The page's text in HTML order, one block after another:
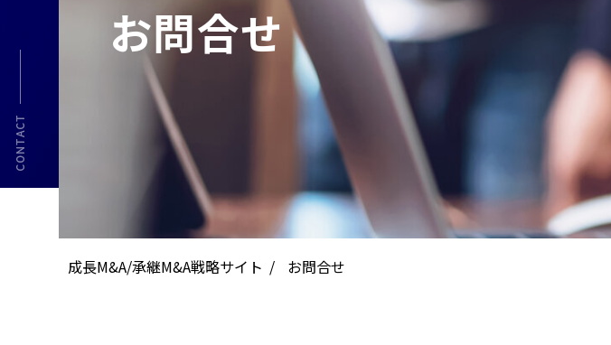
お問合せ
成長M&A/承継M&A戦略サイト お問合せ